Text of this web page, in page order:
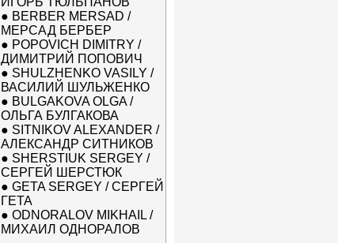
● BERBER MERSAD /
МЕРСАД БЕРБЕР
● POPOVICH DIMITRY /
ДИМИТРИЙ ПОПОВИЧ
● SHULZHENKO VASILY /
ВАСИЛИЙ ШУЛЬЖЕНКО
● BULGAKOVA OLGA /
ОЛЬГА БУЛГАКОВА
● SITNIKOV ALEXANDER /
АЛЕКСАНДР СИТНИКОВ
● SHERSTIUK SERGEY /
СЕРГЕЙ ШЕРСТЮК
● GETA SERGEY / СЕРГЕЙ
ГЕТА
● ODNORALOV MIKHAIL /
МИХАИЛ ОДНОРАЛОВ